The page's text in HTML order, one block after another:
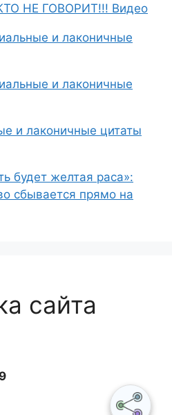
НЕ ГОВОРИТ!!! Видео
и лаконичные
и лаконичные
и лаконичные цитаты
будет желтая раса»:
сбывается прямо на
сайта